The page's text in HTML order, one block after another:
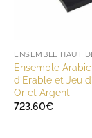
Ensemble
d’Erable et Jeu
Or et Argent
723.60€